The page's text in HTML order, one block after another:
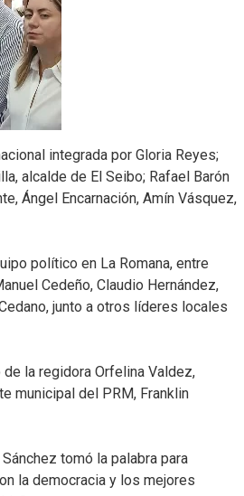
integrada por Gloria Reyes;
alcalde de El Seibo; Rafael Barón
Ángel Encarnación, Amín Vásquez,
político en La Romana, entre
Cedeño, Claudio Hernández,
junto a otros líderes locales
la regidora Orfelina Valdez,
municipal del PRM, Franklin
tomó la palabra para
la democracia y los mejores